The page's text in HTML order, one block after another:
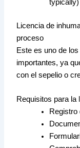
typically)
Licencia de
proceso
Este es uno de
importantes, ya
con el sepelio o
Requisitos para la
Registro